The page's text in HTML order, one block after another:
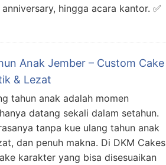
hingga acara kantor. ✅
Anak Jember – Custom Cake
& Lezat
tahun anak adalah momen
datang sekali dalam setahun.
tanpa kue ulang tahun anak
dan penuh makna. Di DKM Cakes
karakter yang bisa disesuaikan